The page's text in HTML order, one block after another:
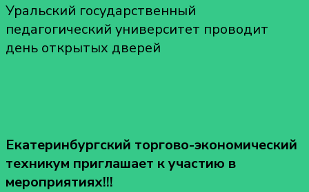
Уральский государственный
педагогический университет проводит
день открытых дверей
Екатеринбургский торгово-экономический
техникум приглашает к участию в
мероприятиях!!!